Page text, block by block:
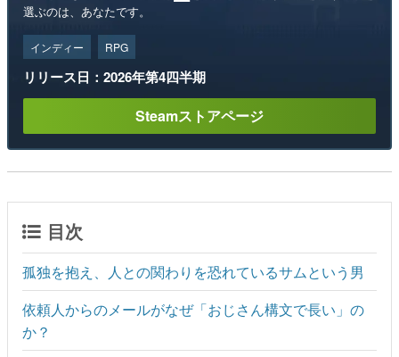
選ぶのは、あなたです。
インディー RPG
リリース日：2026年第4四半期
Steamストアページ
目次
孤独を抱え、人との関わりを恐れているサムという男
依頼人からのメールがなぜ「おじさん構文で長い」の
か？